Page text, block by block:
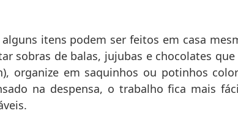
itens podem ser feitos em casa
sobras de balas, jujubas e chocolates
organize em saquinhos ou potinhos
na despensa, o trabalho fica mais